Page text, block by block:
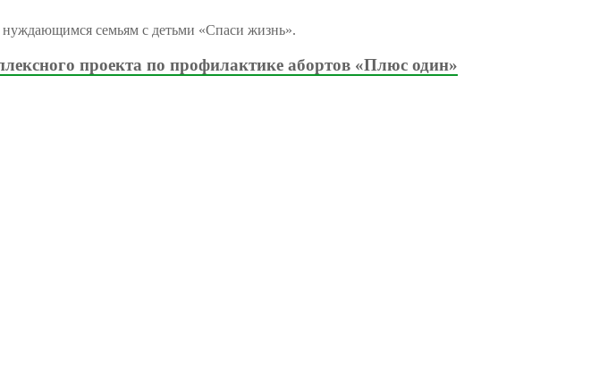
семьям с детьми «Спаси жизнь».
проекта по профилактике абортов «Плюс один»